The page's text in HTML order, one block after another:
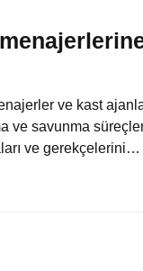
ve kast
ve savunma
ve gerekçelerini…